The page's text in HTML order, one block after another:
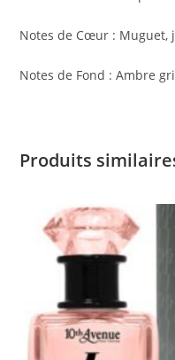
Notes de Cœur : Muguet,
Notes de Fond : Ambre
Produits